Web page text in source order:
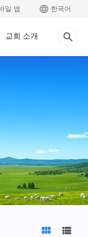
일 앱 한국어
교회 소개